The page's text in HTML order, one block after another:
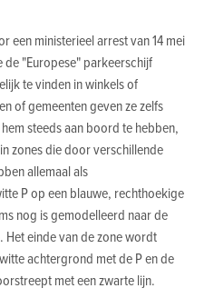
een ministerieel arrest van 14 mei
"Europese" parkeerschijf
te vinden in winkels of
of gemeenten geven ze zelfs
steeds aan boord te hebben,
zones die door verschillende
allemaal als
P op een blauwe, rechthoekige
nog is gemodelleerd naar de
einde van de zone wordt
achtergrond met de P en de
met een zwarte lijn.